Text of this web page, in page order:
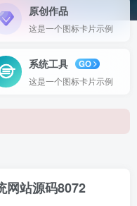
原创作品
这是一个图标卡片示例
系统工具
GO
这是一个图标卡片示例
网站源码8072